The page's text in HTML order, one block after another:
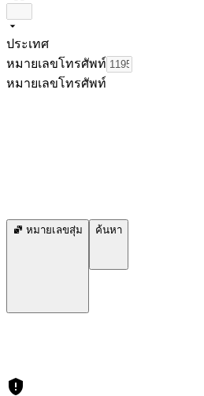
ประเทศ
หมายเลขโทรศัพท์
หมายเลขโทรศัพท์
หมายเลขสุ่ม ค้นหา